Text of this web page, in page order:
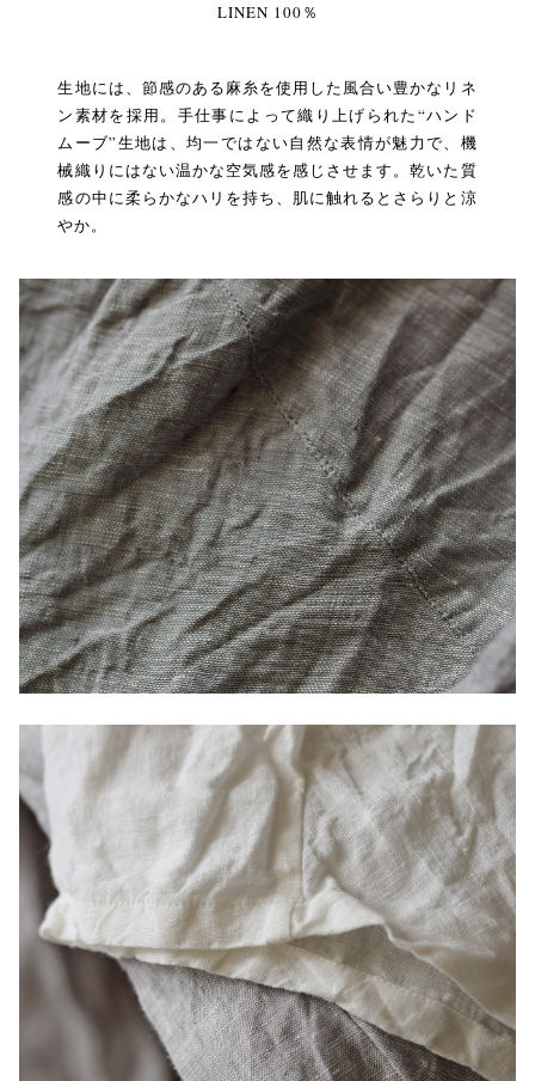
LINEN 100％
生地には、節感のある麻糸を使用した風合い豊かなリネ
ン素材を採用。手仕事によって織り上げられた“ハンド
ムーブ”生地は、均一ではない自然な表情が魅力で、機
械織りにはない温かな空気感を感じさせます。乾いた質
感の中に柔らかなハリを持ち、肌に触れるとさらりと涼
やか。